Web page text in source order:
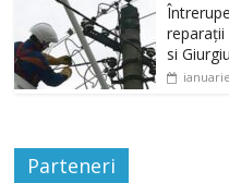
si
Parteneri